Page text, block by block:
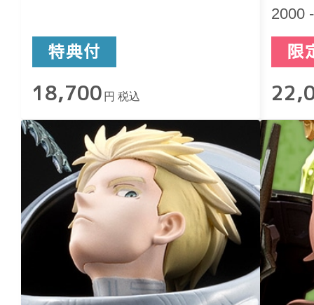
18,700 円 税込
2000